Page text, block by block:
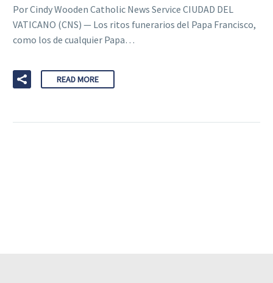
Por Cindy Wooden Catholic News Service CIUDAD DEL
VATICANO (CNS) — Los ritos funerarios del Papa Francisco,
como los de cualquier Papa…
READ MORE